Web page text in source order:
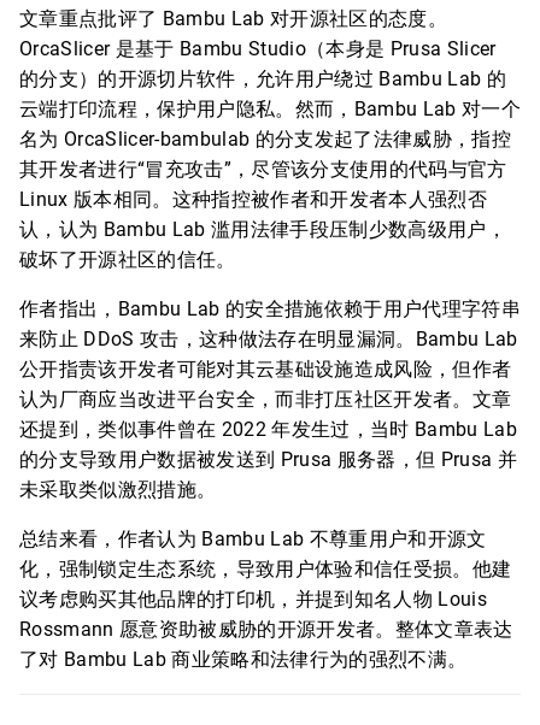
文章重点批评了 Bambu Lab 对开源社区的态度。
OrcaSlicer 是基于 Bambu Studio（本身是 Prusa Slicer
的分支）的开源切片软件，允许用户绕过 Bambu Lab 的
云端打印流程，保护用户隐私。然而，Bambu Lab 对一个
名为 OrcaSlicer-bambulab 的分支发起了法律威胁，指控
其开发者进行“冒充攻击”，尽管该分支使用的代码与官方
Linux 版本相同。这种指控被作者和开发者本人强烈否
认，认为 Bambu Lab 滥用法律手段压制少数高级用户，
破坏了开源社区的信任。
作者指出，Bambu Lab 的安全措施依赖于用户代理字符串
来防止 DDoS 攻击，这种做法存在明显漏洞。Bambu Lab
公开指责该开发者可能对其云基础设施造成风险，但作者
认为厂商应当改进平台安全，而非打压社区开发者。文章
还提到，类似事件曾在 2022 年发生过，当时 Bambu Lab
的分支导致用户数据被发送到 Prusa 服务器，但 Prusa 并
未采取类似激烈措施。
总结来看，作者认为 Bambu Lab 不尊重用户和开源文
化，强制锁定生态系统，导致用户体验和信任受损。他建
议考虑购买其他品牌的打印机，并提到知名人物 Louis
Rossmann 愿意资助被威胁的开源开发者。整体文章表达
了对 Bambu Lab 商业策略和法律行为的强烈不满。